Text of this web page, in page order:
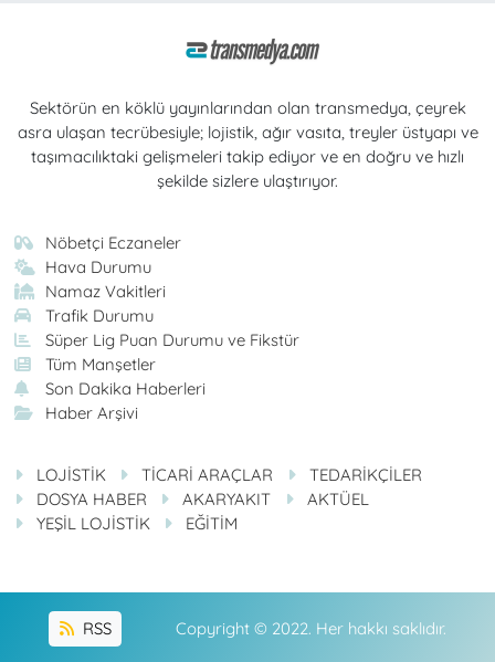
Sektörün en köklü yayınlarından olan transmedya, çeyrek
asra ulaşan tecrübesiyle; lojistik, ağır vasıta, treyler üstyapı ve
taşımacılıktaki gelişmeleri takip ediyor ve en doğru ve hızlı
şekilde sizlere ulaştırıyor.
Nöbetçi Eczaneler
Hava Durumu
Namaz Vakitleri
Trafik Durumu
Süper Lig Puan Durumu ve Fikstür
Tüm Manşetler
Son Dakika Haberleri
Haber Arşivi
LOJİSTİK TİCARİ ARAÇLAR
TEDARİKÇİLER
DOSYA HABER
AKARYAKIT
AKTÜEL
YEŞİL LOJİSTİK
EĞİTİM
RSS Copyright © 2022. Her hakkı saklıdır.